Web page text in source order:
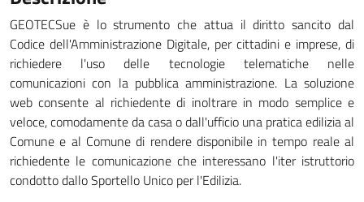
GEOTECSue è lo strumento che attua il diritto sancito dal
Codice dell'Amministrazione Digitale, per cittadini e imprese, di
richiedere l'uso delle tecnologie telematiche nelle
comunicazioni con la pubblica amministrazione. La soluzione
web consente al richiedente di inoltrare in modo semplice e
veloce, comodamente da casa o dall'ufficio una pratica edilizia al
Comune e al Comune di rendere disponibile in tempo reale al
richiedente le comunicazione che interessano l'iter istruttorio
condotto dallo Sportello Unico per l'Edilizia.